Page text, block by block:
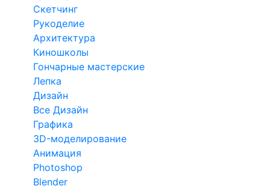
Скетчинг
Рукоделие
Архитектура
Киношколы
Гончарные мастерские
Лепка
Дизайн
Все Дизайн
Графика
3D-моделирование
Анимация
Photoshop
Blender